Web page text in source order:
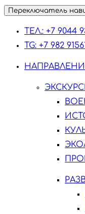
Переключатель
ТЕЛ.: +7 9044
TG: +7 982